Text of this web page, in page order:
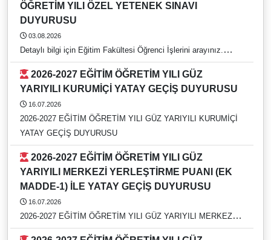
ÖĞRETİM YILI ÖZEL YETENEK SINAVI
DUYURUSU
03.08.2026
Detaylı bilgi için Eğitim Fakültesi Öğrenci İşlerini arayınız.
https://rehber.adu.edu.tr/#
YARIYILI KURUMİÇİ YATAY GEÇİŞ DUYURUSU
16.07.2026
2026-2027 EĞİTİM ÖĞRETİM YILI GÜZ YARIYILI KURUMİÇİ
YATAY GEÇİŞ DUYURUSU
YARIYILI MERKEZİ YERLEŞTİRME PUANI (EK
MADDE-1) İLE YATAY GEÇİŞ DUYURUSU
16.07.2026
2026-2027 EĞİTİM ÖĞRETİM YILI GÜZ YARIYILI MERKEZİ
YERLEŞTİRME PUANI (EK MADDE-1) İLE YATAY GEÇİŞ